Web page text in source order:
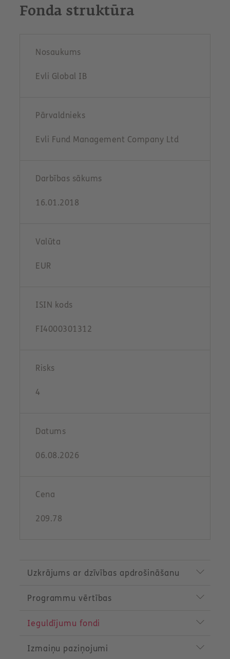
Fonda struktūra
Nosaukums
Evli Global IB
Pārvaldnieks
Evli Fund Management Company Ltd
Darbības sākums
16.01.2018
Valūta
EUR
ISIN kods
FI4000301312
Risks
4
Datums
06.08.2026
Cena
209.78
Uzkrājums ar dzīvības apdrošināšanu
Programmu vērtības
Ieguldījumu fondi
Izmaiņu paziņojumi